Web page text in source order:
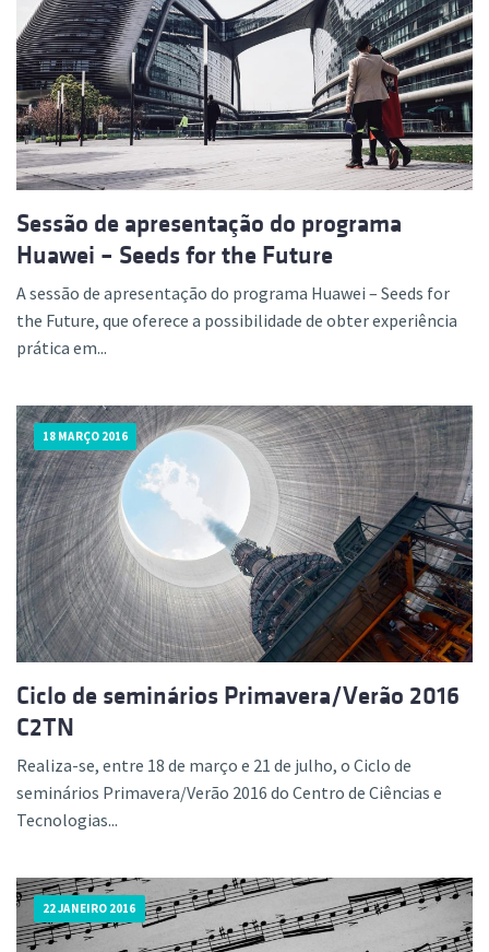
Sessão de apresentação do programa
Huawei – Seeds for the Future
A sessão de apresentação do programa Huawei – Seeds for
the Future, que oferece a possibilidade de obter experiência
prática em...
18 MARÇO 2016
Ciclo de seminários Primavera/Verão 2016
C2TN
Realiza-se, entre 18 de março e 21 de julho, o Ciclo de
seminários Primavera/Verão 2016 do Centro de Ciências e
Tecnologias...
22 JANEIRO 2016